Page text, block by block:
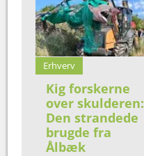
Erhverv
Kig forskerne
over skulderen:
Den strandede
brugde fra
Ålbæk